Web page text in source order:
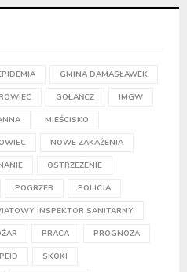
GMINA DAMASŁAWEK
GOŁAŃCZ IMGW
MIEŚCISKO
NOWE ZAKAŻENIA
OSTRZEŻENIE
POGRZEB POLICJA
INSPEKTOR SANITARNY
PRACA PROGNOZA
SKOKI